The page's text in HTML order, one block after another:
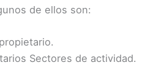
de ellos son:
Sectores de actividad.